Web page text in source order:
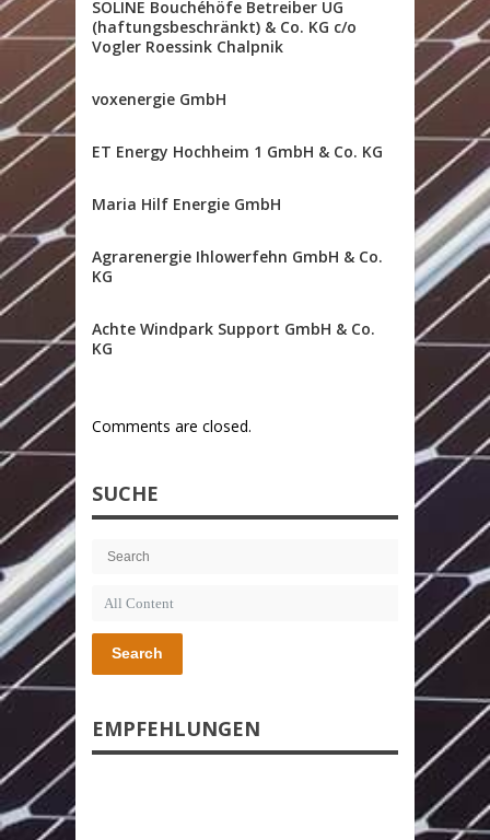
SOLINE Bouchéhöfe Betreiber UG
(haftungsbeschränkt) & Co. KG c/o
Vogler Roessink Chalpnik
voxenergie GmbH
ET Energy Hochheim 1 GmbH & Co. KG
Maria Hilf Energie GmbH
Agrarenergie Ihlowerfehn GmbH & Co.
KG
Achte Windpark Support GmbH & Co.
KG
Comments are closed.
SUCHE
Search
EMPFEHLUNGEN